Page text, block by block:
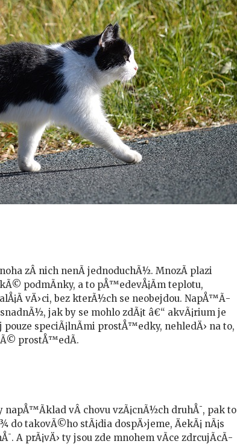
zÂ nich nenÃ­ jednoduchÃ½. MnozÃ­ plazi
podmÃ­nky, a to pÅ™edevÅ¡Ã­m teplotu,
vÄ›ci, bez kterÃ½ch se neobejdou. NapÅ™Ã­
jak by se mohlo zdÃ¡t â€“ akvÃ¡rium je
speciÃ¡lnÃ­mi prostÅ™edky, nehledÄ› na to,
prostÅ™edÃ­.
napÅ™Ã­klad vÂ chovu vzÃ¡cnÃ½ch druhÅ¯, pak to
do takovÃ©ho stÃ¡dia dospÄ›jeme, ÄekÃ¡ nÃ¡s
A prÃ¡vÄ› ty jsou zde mnohem vÃ­ce zdrcujÃ­cÃ­